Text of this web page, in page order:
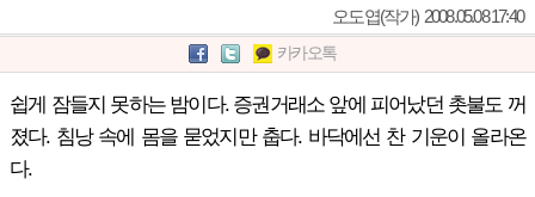
오도엽(작가) 2008.05.08 17:40
카카오톡
쉽게 잠들지 못하는 밤이다. 증권거래소 앞에 피어났던 촛불도 꺼
졌다. 침낭 속에 몸을 묻었지만 춥다. 바닥에선 찬 기운이 올라온
다.